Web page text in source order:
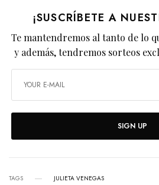
¡SUSCRÍBETE A
Te mantendremos al tanto de lo
y además, tendremos sorteos
SIGN UP
TAGS JULIETA VENEGAS